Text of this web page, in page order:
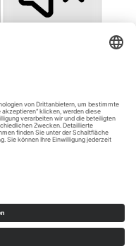
Animationen stoppen